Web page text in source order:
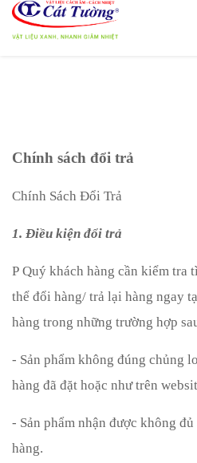
Chính sách đổi trả
Chính Sách Đổi Trả
1. Điều kiện đổi trả
P Quý khách hàng cần kiểm tra
thể đổi hàng/ trả lại hàng ngay
hàng trong những trường hợp
- Sản phẩm không đúng chủng
hàng đã đặt hoặc như trên
- Sản phẩm nhận được không
hàng.